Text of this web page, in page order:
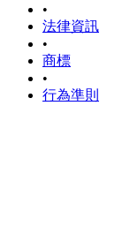
•
法律資訊
•
商標
•
行為準則